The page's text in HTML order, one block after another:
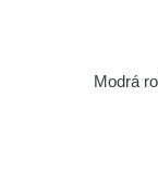
Modrá